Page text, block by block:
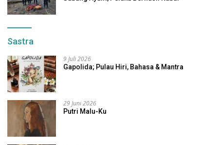
Sastra
9 Juli 2026
Gapolida; Pulau Hiri, Bahasa & Mantra
29 Juni 2026
Putri Malu-Ku